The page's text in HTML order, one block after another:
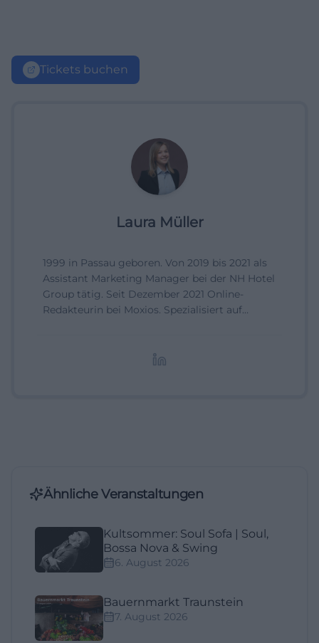
Tickets buchen
Laura Müller
1999 in Passau geboren. Von 2019 bis 2021 als
Assistant Marketing Manager bei der NH Hotel
Group tätig. Seit Dezember 2021 Online-
Redakteurin bei Moxios. Spezialisiert auf
Ähnliche Veranstaltungen
Kultsommer: Soul Sofa | Soul,
Bossa Nova & Swing
6. August 2026
Bauernmarkt Traunstein
7. August 2026